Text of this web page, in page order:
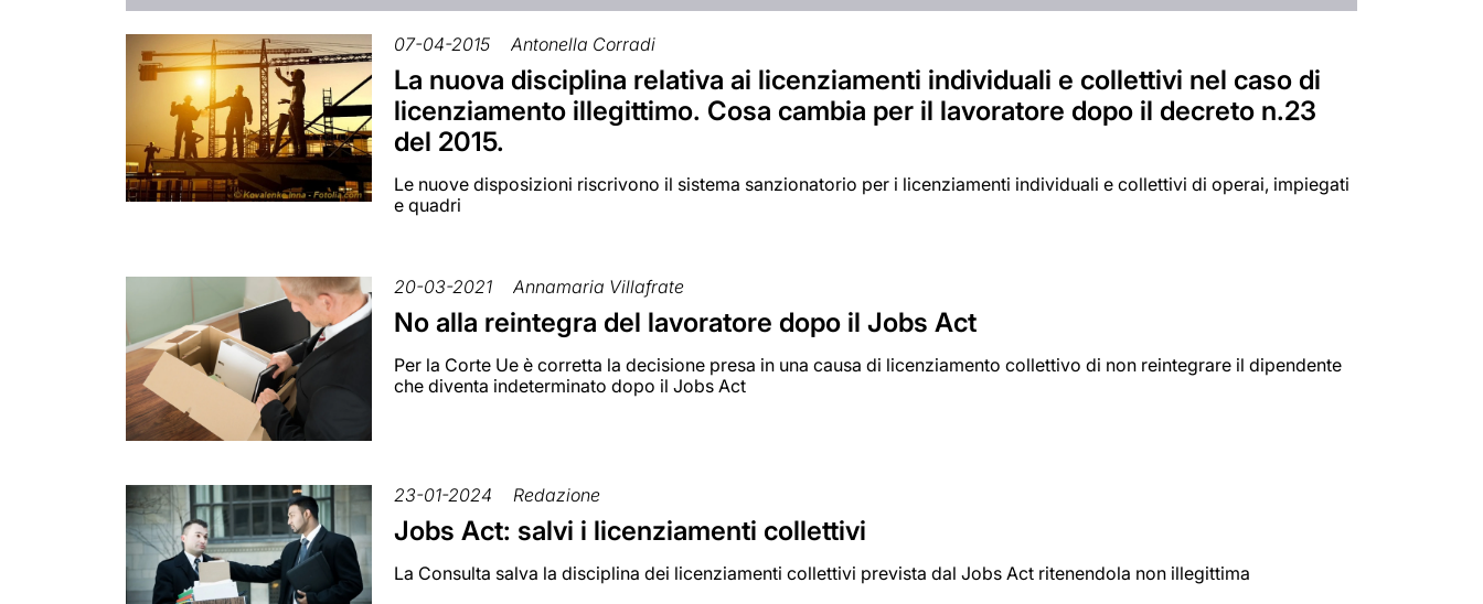
07-04-2015 Antonella Corradi
La nuova disciplina relativa ai licenziamenti individuali e collettivi nel caso di
licenziamento illegittimo. Cosa cambia per il lavoratore dopo il decreto n.23
del 2015.
Le nuove disposizioni riscrivono il sistema sanzionatorio per i licenziamenti individuali e collettivi di operai, impiegati
e quadri
20-03-2021 Annamaria Villafrate
No alla reintegra del lavoratore dopo il Jobs Act
Per la Corte Ue è corretta la decisione presa in una causa di licenziamento collettivo di non reintegrare il dipendente
che diventa indeterminato dopo il Jobs Act
23-01-2024 Redazione
Jobs Act: salvi i licenziamenti collettivi
La Consulta salva la disciplina dei licenziamenti collettivi prevista dal Jobs Act ritenendola non illegittima